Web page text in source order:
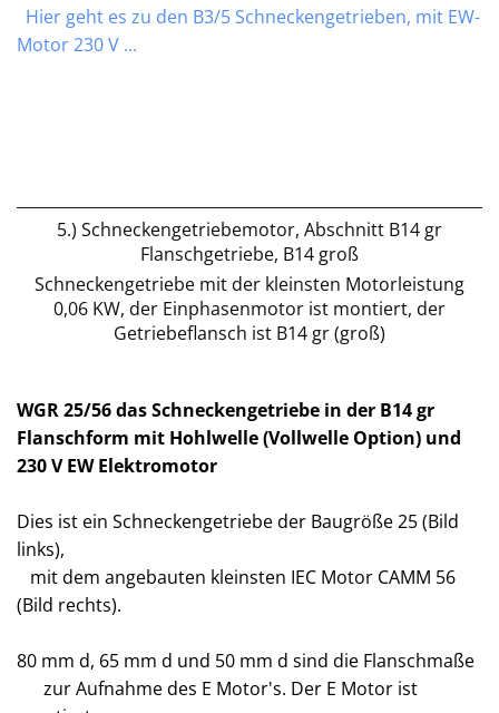
Hier geht es zu den B3/5 Schneckengetrieben, mit EW-
Motor 230 V ...
5.) Schneckengetriebemotor, Abschnitt B14 gr
Flanschgetriebe, B14 groß
Schneckengetriebe mit der kleinsten Motorleistung
0,06 KW, der Einphasenmotor ist montiert, der
Getriebeflansch ist B14 gr (groß)
WGR 25/56 das Schneckengetriebe in der B14 gr
Flanschform mit Hohlwelle (Vollwelle Option) und
230 V EW Elektromotor
Dies ist ein Schneckengetriebe der Baugröße 25 (Bild
links),
mit dem angebauten kleinsten IEC Motor CAMM 56
(Bild rechts).
80 mm d, 65 mm d und 50 mm d sind die Flanschmaße
zur Aufnahme des E Motor's. Der E Motor ist